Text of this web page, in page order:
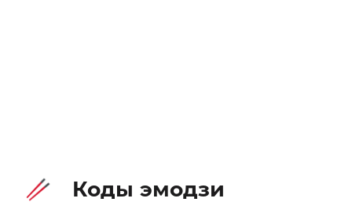
🥢 Коды эмодзи